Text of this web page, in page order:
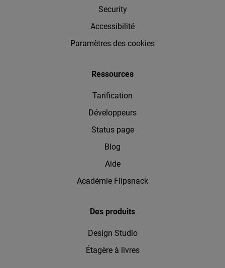
Security
Accessibilité
Paramètres des cookies
Ressources
Tarification
Développeurs
Status page
Blog
Aide
Académie Flipsnack
Des produits
Design Studio
Étagère à livres